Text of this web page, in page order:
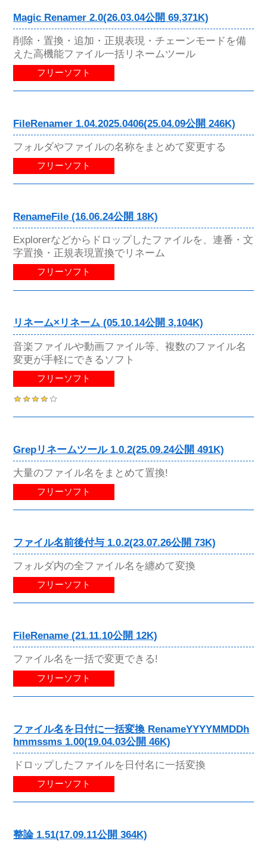
Magic Renamer 2.0(26.03.04公開 69,371K)
削除・置換・追加・正規表現・チェーンモードを備
えた高機能ファイル一括リネームツール
フリーソフト
FileRenamer 1.04.2025.0406(25.04.09公開 246K)
フォルダやファイルの名称をまとめて変更する
フリーソフト
RenameFile (16.06.24公開 18K)
Explorerなどからドロップしたファイルを、連番・文
字置換・正規表現置換でリネーム
フリーソフト
リネーム×リネーム (05.10.14公開 3,104K)
音楽ファイルや動画ファイル等、複数のファイル名
変更が手軽にできるソフト
フリーソフト
Grepリネームツール 1.0.2(25.09.24公開 491K)
大量のファイル名をまとめて置換!
フリーソフト
ファイル名前後付与 1.0.2(23.07.26公開 73K)
フォルダ内の全ファイル名を纏めて変換
フリーソフト
FileRename (21.11.10公開 12K)
ファイル名を一括で変更できる!
フリーソフト
ファイル名を日付に一括変換 RenameYYYYMMDDh
hmmssms 1.00(19.04.03公開 46K)
ドロップしたファイルを日付名に一括変換
フリーソフト
整論 1.51(17.09.11公開 364K)